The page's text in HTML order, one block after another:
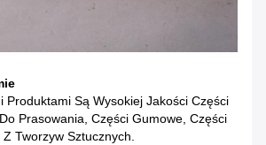
Produktami Są Wysokiej Jakości Części
Prasowania, Części Gumowe, Części
Tworzyw Sztucznych.